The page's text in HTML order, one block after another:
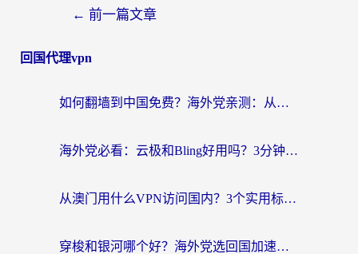
← 前一篇文章
回国代理vpn
如何翻墙到中国免费？海外党亲测：从踩坑到选对加速器的全攻略
海外党必看：云极和Bling好用吗？3分钟教你选对回国加速器
从澳门用什么VPN访问国内？3个实用标准帮你避开坑，无缝刷剧听歌
穿梭和银河哪个好？海外党选回国加速器的避坑指南，附番茄加速器实测体验